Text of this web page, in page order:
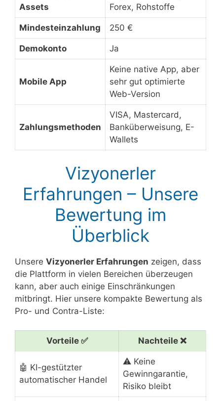
Assets
Forex, Rohstoffe
Mindesteinzahlung 250 €
Demokonto Ja
Mobile App
Keine native App, aber
sehr gut optimierte
Web-Version
Zahlungsmethoden
VISA, Mastercard,
Banküberweisung, E-
Wallets
Vizyonerler
Erfahrungen – Unsere
Bewertung im
Überblick
Unsere Vizyonerler Erfahrungen zeigen, dass
die Plattform in vielen Bereichen überzeugen
kann, aber auch einige Einschränkungen
mitbringt. Hier unsere kompakte Bewertung als
Pro- und Contra-Liste:
Vorteile ✅ Nachteile ❌
🤖 KI-gestützter
automatischer Handel
⚠️ Keine
Gewinngarantie,
Risiko bleibt